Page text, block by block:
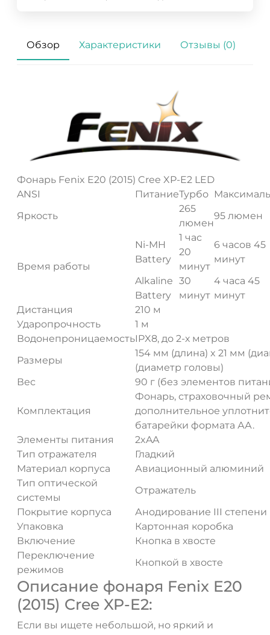
Обзор Характеристики Отзывы (0)
Фонарь Fenix E20 (2015) Cree XP-E2 LED
ANSI
ПитаниеТурбо
Яркость
265
люмен
95 люмен
Время работы
Ni-MH
Battery
1 час
20
минут
6 часов 45
минут
Alkaline
Battery
30
минут
4 часа 45
минут
Дистанция
210 м
Ударопрочность
1 м
ВодонепроницаемостьIPX8, до 2-х метров
Размеры
154 мм (длина) x 21 мм
(диаметр головы)
Вес
90 г (без элементов
Комплектация
Фонарь, страховочный
дополнительное
батарейки формата АА.
Элементы питания
2xAA
Тип отражателя
Гладкий
Материал корпуса
Авиационный алюминий
Тип оптической
системы
Отражатель
Покрытие корпуса
Анодирование III степени
Упаковка
Картонная коробка
Включение
Кнопка в хвосте
Переключение
режимов
Кнопкой в хвосте
Описание фонаря Fenix E20
(2015) Cree XP-E2:
Если вы ищете небольшой, но яркий и